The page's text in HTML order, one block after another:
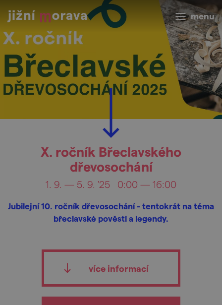
menu
X. ročník Břeclavského
dřevosochání
1. 9. — 5. 9. '25 0:00 — 16:00
Jubilejní 10. ročník dřevosochání - tentokrát na téma
břeclavské pověsti a legendy.
více informací